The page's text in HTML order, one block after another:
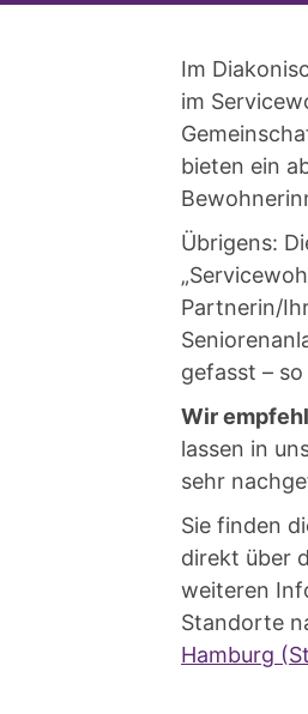
Im
im
bieten ein
Übrigens:
Partnerin/
gefasst –
Wir
lassen in
sehr
Sie finden
direkt über
weiteren
Standorte
Hamburg